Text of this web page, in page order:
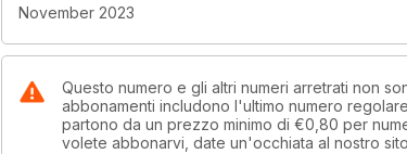
November 2023
Questo numero e gli altri numeri arretrati non
abbonamenti includono l'ultimo numero
partono da un prezzo minimo di €0,80 per
volete abbonarvi, date un'occhiata al nostro